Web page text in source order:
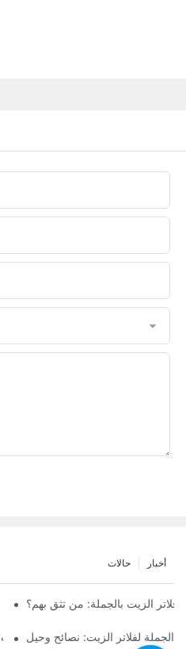
أخبار حالات
أفضل شركات
الزيت بالجملة: من تثق بهم؟
اختيار فلتر الزيت
الجملة لفلاتر الزيت: نصائح وحيل